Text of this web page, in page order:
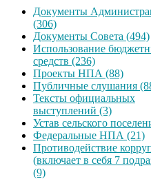
Документы
(306)
Документы Совета (494)
Использование
средств (236)
Проекты НПА (88)
Публичные слушания
Тексты официальных
выступлений (3)
Устав сельского
Федеральные НПА (21)
Противодействие
(включает в себя 7
(9)